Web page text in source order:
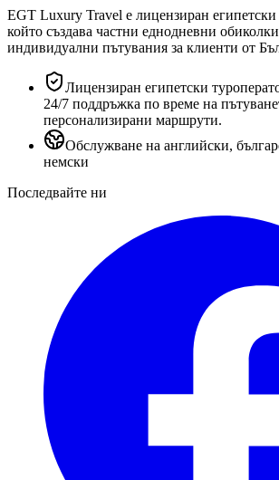
EGT Luxury Travel е лицензиран египетски
който създава частни еднодневни
индивидуални пътувания за клиенти от
Лицензиран египетски
24/7 поддръжка по време на
персонализирани маршрути.
Обслужване на английски,
немски
Последвайте ни